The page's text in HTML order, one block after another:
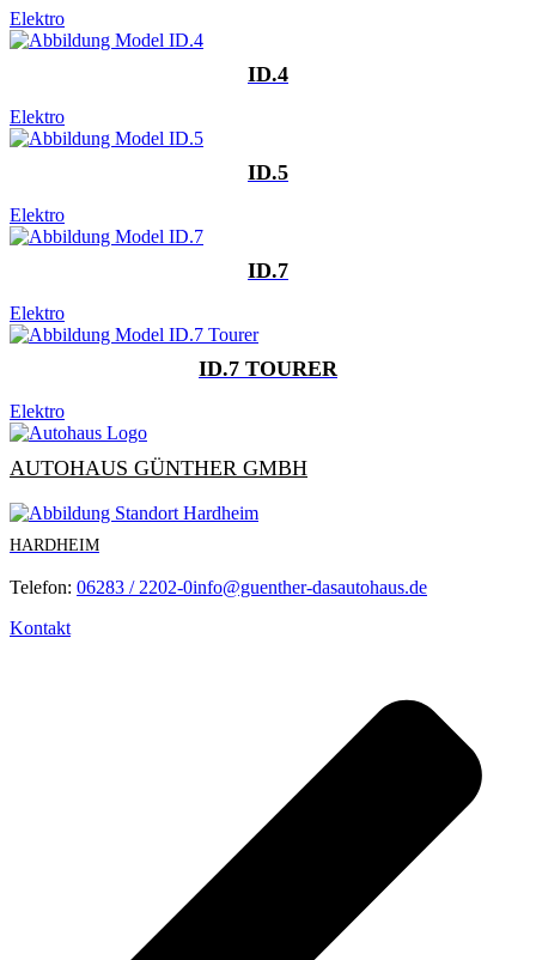
Elektro
ID.4
Elektro
ID.5
Elektro
ID.7
Elektro
ID.7 TOURER
Elektro
AUTOHAUS GÜNTHER GMBH
HARDHEIM
Telefon: 06283 / 2202-0info@guenther-dasautohaus.de
Kontakt